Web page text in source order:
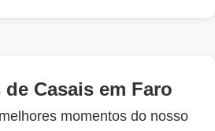
Casais em Faro
momentos do nosso